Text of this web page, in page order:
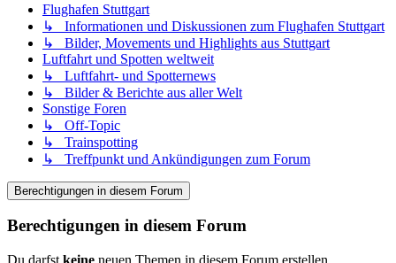
Flughafen Stuttgart
↳ Informationen und Diskussionen zum Flughafen Stuttgart
↳ Bilder, Movements und Highlights aus Stuttgart
Luftfahrt und Spotten weltweit
↳ Luftfahrt- und Spotternews
↳ Bilder & Berichte aus aller Welt
Sonstige Foren
↳ Off-Topic
↳ Trainspotting
↳ Treffpunkt und Ankündigungen zum Forum
Berechtigungen in diesem Forum
Berechtigungen in diesem Forum
Du darfst keine neuen Themen in diesem Forum erstellen.